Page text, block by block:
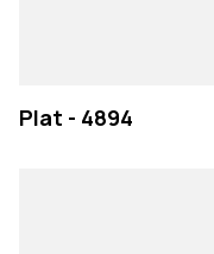
Plat - 4894